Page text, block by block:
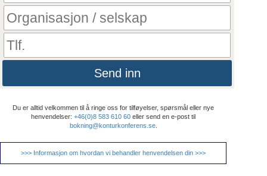
Send inn
Du er alltid velkommen til å ringe oss for tilføyelser, spørsmål eller nye
henvendelser: +46(0)8 583 610 60 eller send en e-post til
bokning@konturkonferens.se.
>>> Informasjon om hvordan vi behandler henvendelsen din >>>